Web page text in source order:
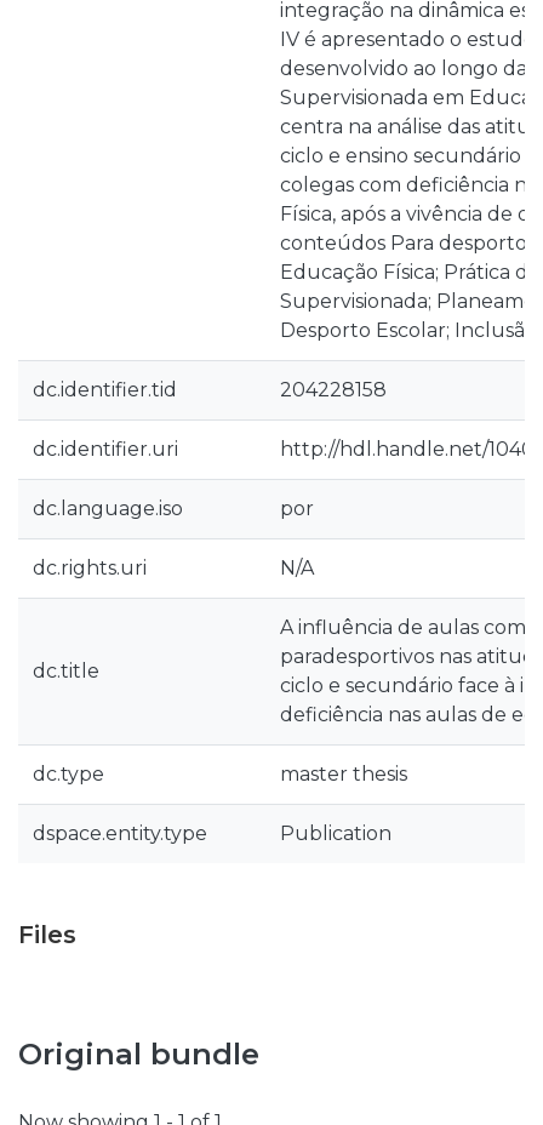
integração na dinâmica
IV é apresentado o
desenvolvido ao longo da
Supervisionada em
centra na análise das
ciclo e ensino secundário
colegas com deficiência
Física, após a vivência de
conteúdos Para desporto.
Educação Física; Prática
Supervisionada;
Desporto Escolar; Inclusão.
dc.identifier.tid 204228158
dc.identifier.uri http://hdl.handle.net/
dc.language.iso por
dc.rights.uri N/A
dc.title
A influência de aulas com
paradesportivos nas
ciclo e secundário face à
deficiência nas aulas de
dc.type master thesis
dspace.entity.type Publication
Files
Original bundle